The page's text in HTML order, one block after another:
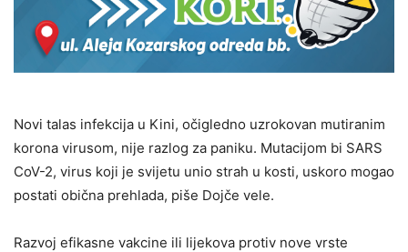
Novi talas infekcija u Kini, očigledno uzrokovan mutiranim
korona virusom, nije razlog za paniku. Mutacijom bi SARS
CoV-2, virus koji je svijetu unio strah u kosti, uskoro mogao
postati obična prehlada, piše Dojče vele.
Razvoj efikasne vakcine ili lijekova protiv nove vrste